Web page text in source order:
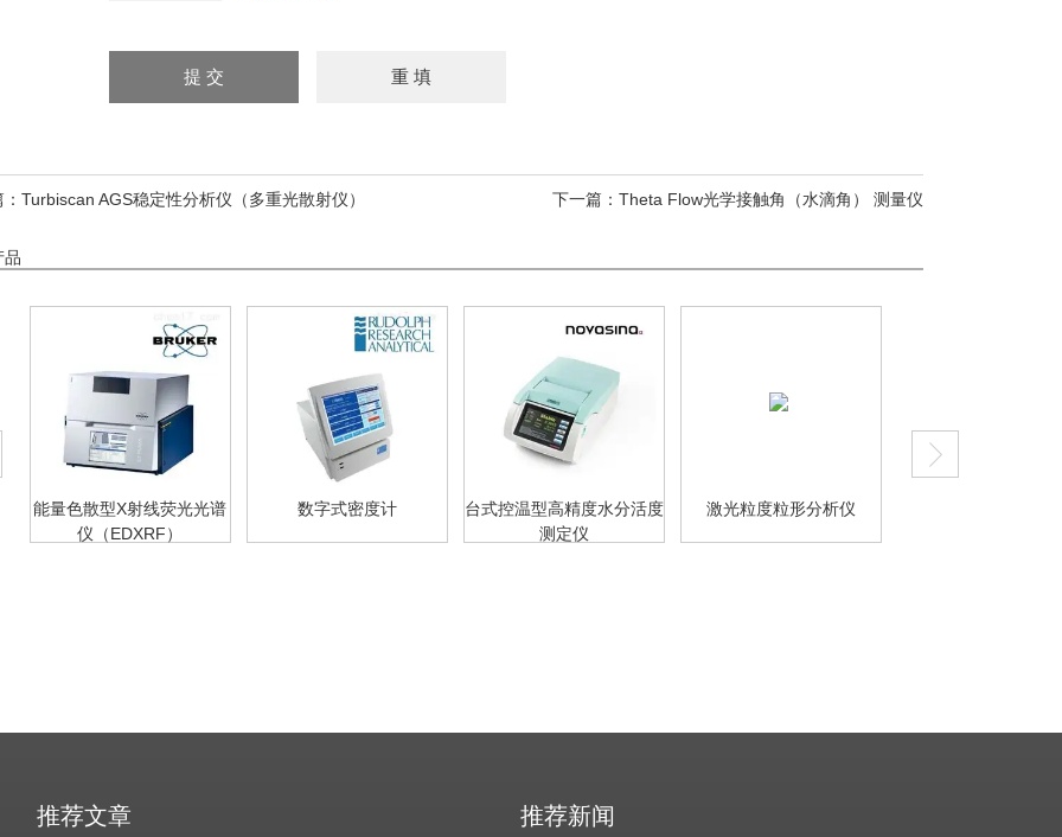
Turbiscan AGS稳定性分析仪（多重光散射仪） 下一篇： Theta Flow光学接触角（水滴角） 测量仪
品
能量色散型X射线荧光光谱
仪（EDXRF）
数字式密度计
台式控温型高精度水分活度
测定仪
激光粒度粒形分析仪
推荐文章 推荐新闻